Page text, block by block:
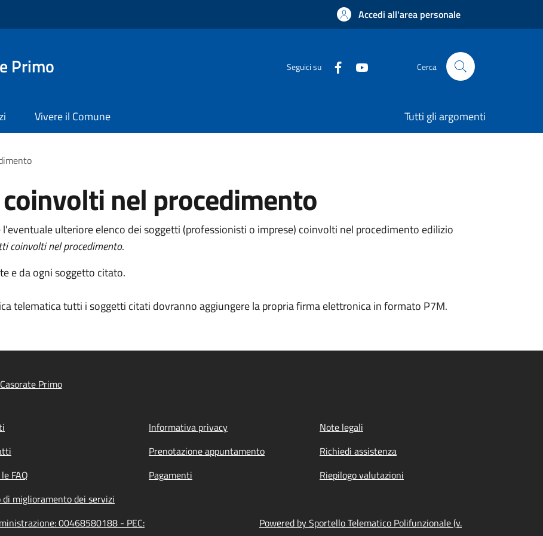
Accedi all'area personale
Primo Seguici su Cerca
Vivere il Comune Tutti gli argomenti
nel procedimento
ulteriore elenco dei soggetti (professionisti o imprese) coinvolti nel procedimento edilizio
coinvolti nel procedimento.
e da ogni soggetto citato.
telematica tutti i soggetti citati dovranno aggiungere la propria firma elettronica in formato P7M.
Primo
Informativa privacy
Note legali
Prenotazione appuntamento
Richiedi assistenza
FAQ Pagamenti
Riepilogo valutazioni
di miglioramento dei servizi
00468580188 - PEC:
Powered by Sportello Telematico Polifunzionale (v.